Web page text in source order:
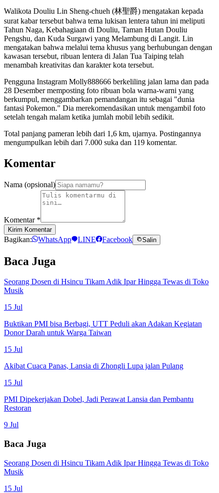
Walikota Douliu Lin Sheng-chueh (林聖爵) mengatakan kepada
surat kabar tersebut bahwa tema lukisan lentera tahun ini meliputi
Tahun Naga, Kebahagiaan di Douliu, Taman Hutan Douliu
Pengshu, dan Kuda Surgawi yang Melambung di Langit. Lin
mengatakan bahwa melalui tema khusus yang berhubungan dengan
kawasan tersebut, ribuan lentera di Jalan Tua Taiping telah
menambah kreativitas dan karakter kota tersebut.
Pengguna Instagram Molly888666 berkeliling jalan lama dan pada
28 Desember memposting foto ribuan bola warna-warni yang
berkumpul, menggambarkan pemandangan itu sebagai "dunia
fantasi Pokemon." Dia merekomendasikan untuk mengambil foto
setelah tengah malam ketika jumlah mobil lebih sedikit.
Total panjang pameran lebih dari 1,6 km, ujarnya. Postingannya
mengumpulkan lebih dari 7.000 suka dan 119 komentar.
Komentar
Nama (opsional)
Komentar *
Kirim Komentar
Bagikan: WhatsApp LINE Facebook Salin
Baca Juga
Seorang Dosen di Hsincu Tikam Adik Ipar Hingga Tewas di Toko
Musik
15 Jul
Buktikan PMI bisa Berbagi, UTT Peduli akan Adakan Kegiatan
Donor Darah untuk Warga Taiwan
15 Jul
Akibat Cuaca Panas, Lansia di Zhongli Lupa jalan Pulang
15 Jul
PMI Dipekerjakan Dobel, Jadi Perawat Lansia dan Pembantu
Restoran
9 Jul
Baca Juga
Seorang Dosen di Hsincu Tikam Adik Ipar Hingga Tewas di Toko
Musik
15 Jul